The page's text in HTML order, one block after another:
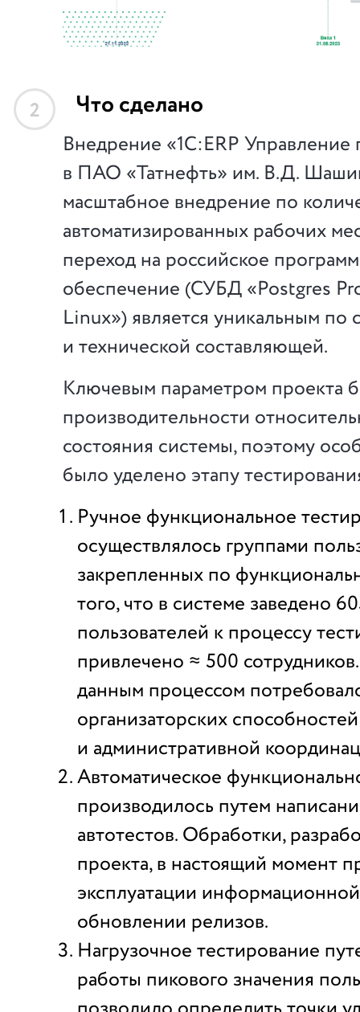
2 Что сделано
Внедрение «1С:ERP
в ПАО «Татнефть» им. В.Д.
масштабное внедрение по
автоматизированных рабочих
переход на российское
обеспечение (СУБД «Postgres
Linux») является уникальным по
и технической составляющей.
Ключевым параметром проекта
производительности
состояния системы, поэтому
было уделено этапу
Ручное функциональное
осуществлялось группами
закрепленных по
того, что в системе заведено
пользователей к процессу
привлечено ≈ 500
данным процессом
организаторских способностей
и административной
Автоматическое
производилось путем
автотестов. Обработки,
проекта, в настоящий момент
эксплуатации
обновлении релизов.
Нагрузочное тестирование
работы пикового значения